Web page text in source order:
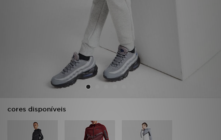
cores disponíveis
ESTADO DO TEU PEDIDO
ATENÇÃO AO CLIENTE
FAZ DOWNLOAD DA APP